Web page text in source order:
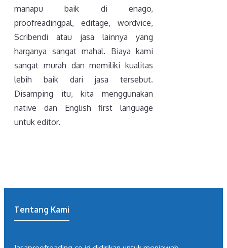
manapu baik di enago,
proofreadingpal, editage, wordvice,
Scribendi atau jasa lainnya yang
harganya sangat mahal. Biaya kami
sangat murah dan memiliki kualitas
lebih baik dari jasa tersebut.
Disamping itu, kita menggunakan
native dan English first language
untuk editor.
Tentang Kami